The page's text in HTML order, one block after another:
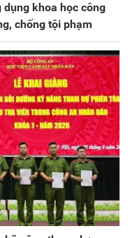
dụng khoa học công
chống tội phạm